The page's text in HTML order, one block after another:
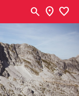
search location_on favorite